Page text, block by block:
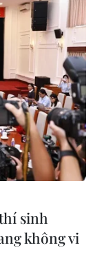
sinh
không vi